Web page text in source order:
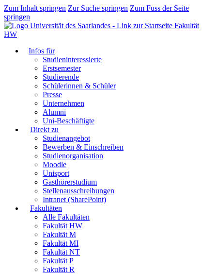
Zum Inhalt springen Zur Suche springen Zum Fuss der Seite
springen
Fakultät
HW
Infos für
Studieninteressierte
Erstsemester
Studierende
Schülerinnen & Schüler
Presse
Unternehmen
Alumni
Uni-Beschäftigte
Direkt zu
Studienangebot
Bewerben & Einschreiben
Studienorganisation
Moodle
Unisport
Gasthörerstudium
Stellenausschreibungen
Intranet (SharePoint)
Fakultäten
Alle Fakultäten
Fakultät HW
Fakultät M
Fakultät MI
Fakultät NT
Fakultät P
Fakultät R